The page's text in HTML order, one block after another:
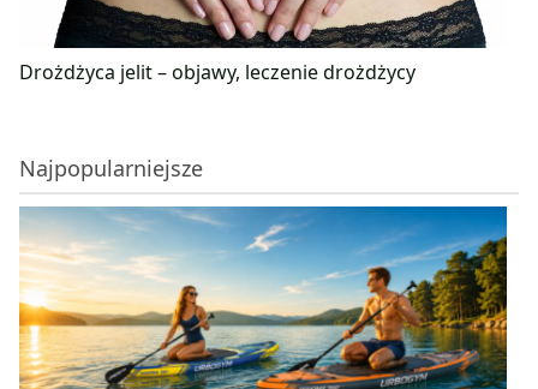
Drożdżyca jelit – objawy, leczenie drożdżycy
Najpopularniejsze